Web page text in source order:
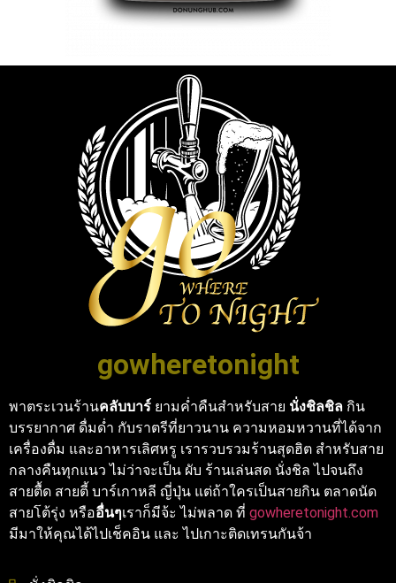
gowheretonight
พาตระเวนร้านคลับบาร์ ยามค่ำคืนสำหรับสาย นั่งชิลชิล กิน
บรรยากาศ ดื่มด่ำ กับราตรีที่ยาวนาน ความหอมหวานที่ได้จาก
เครื่องดื่ม และอาหารเลิศหรู เรารวบรวมร้านสุดฮิต สำหรับสาย
กลางคืนทุกแนว ไม่ว่าจะเป็น ผับ ร้านเล่นสด นั่งชิล ไปจนถึง
สายตื้ด สายตี้ บาร์เกาหลี ญี่ปุ่น แต่ถ้าใครเป็นสายกิน ตลาดนัด
สายโต้รุ่ง หรืออื่นๆเราก็มีจ้ะ ไม่พลาด ที่ gowheretonight.com
มีมาให้คุณได้ไปเช็คอิน และ ไปเกาะติดเทรนกันจ้า